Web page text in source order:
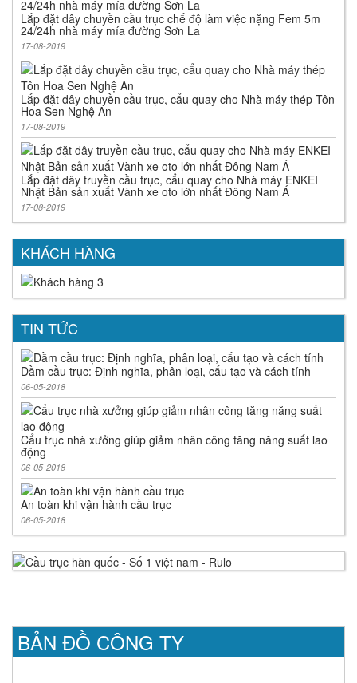
Lắp đặt dây chuyền cầu trục chế độ làm việc nặng Fem 5m
24/24h nhà máy mía đường Sơn La
17-08-2019
Lắp đặt dây chuyền cầu trục, cẩu quay cho Nhà máy thép Tôn
Hoa Sen Nghệ An
17-08-2019
Lắp đặt dây truyền cầu trục, cẩu quay cho Nhà máy ENKEI
Nhật Bản sản xuất Vành xe oto lớn nhất Đông Nam Á
17-08-2019
KHÁCH HÀNG
TIN TỨC
Dầm cầu trục: Định nghĩa, phân loại, cấu tạo và cách tính
06-05-2018
Cẩu trục nhà xưởng giúp giảm nhân công tăng năng suất lao
động
06-05-2018
An toàn khi vận hành cầu trục
06-05-2018
BẢN ĐỒ CÔNG TY